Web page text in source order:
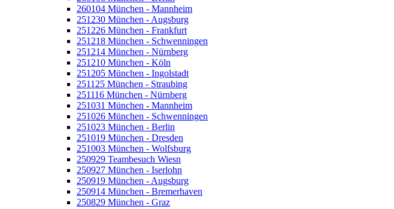
260104 München - Mannheim
251230 München - Augsburg
251226 München - Frankfurt
251218 München - Schwenningen
251214 München - Nürnberg
251210 München - Köln
251205 München - Ingolstadt
251125 München - Straubing
251116 München - Nürnberg
251031 München - Mannheim
251026 München - Schwenningen
251023 München - Berlin
251019 München - Dresden
251003 München - Wolfsburg
250929 Teambesuch Wiesn
250927 München - Iserlohn
250919 München - Augsburg
250914 München - Bremerhaven
250829 München - Graz